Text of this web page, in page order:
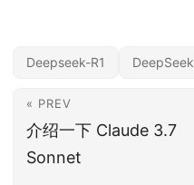
Deepseek-R1 DeepSeek
« PREV
介绍一下 Claude 3.7
Sonnet